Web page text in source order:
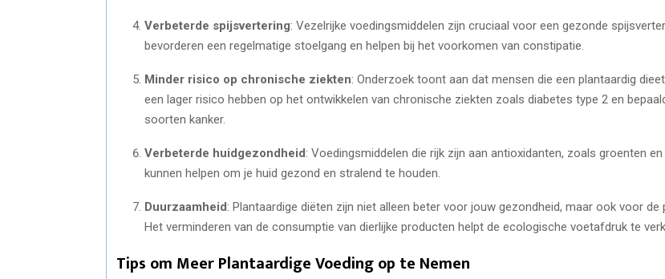
Verbeterde spijsvertering: Vezelrijke voedingsmiddelen zijn cruciaal voor een gezonde
bevorderen een regelmatige stoelgang en helpen bij het voorkomen van constipatie.
Minder risico op chronische ziekten: Onderzoek toont aan dat mensen die een plantaardig
een lager risico hebben op het ontwikkelen van chronische ziekten zoals diabetes type 2 en
soorten kanker.
Verbeterde huidgezondheid: Voedingsmiddelen die rijk zijn aan antioxidanten, zoals groenten
kunnen helpen om je huid gezond en stralend te houden.
Duurzaamheid: Plantaardige diëten zijn niet alleen beter voor jouw gezondheid, maar ook voor de
Het verminderen van de consumptie van dierlijke producten helpt de ecologische voetafdruk te
Tips om Meer Plantaardige Voeding op te Nemen